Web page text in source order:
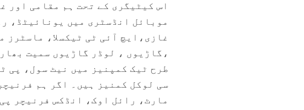
اس کیٹیگری کے تحت ہم مقامی اور
موبائل انڈسٹری میں یونائیٹڈ،
غازی،ایچ آئی ٹی ٹیکسلا،
،گاڑیوں ، لوڈر گاڑیوں سمیت
طرح ٹیک کمپنیز میں نیٹ سول، پی
سی لوکل کمنیز ہیں۔ اگر ہم
مارٹ، رائل اوک، انڈکس فرنیچر